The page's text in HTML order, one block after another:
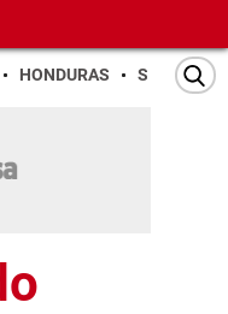
HONDURAS SAN PEDRO